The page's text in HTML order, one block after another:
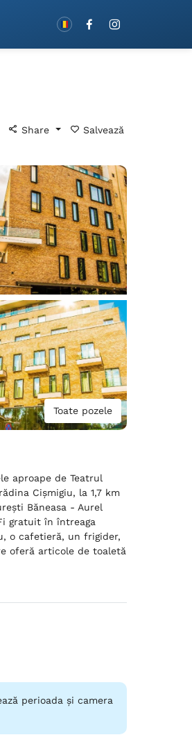
Share Salvează
Toate pozele
aproape de Teatrul
Cişmigiu, la 1,7 km
Băneasa - Aurel
gratuit în întreaga
o cafetieră, un frigider,
oferă articole de toaletă
perioada și camera